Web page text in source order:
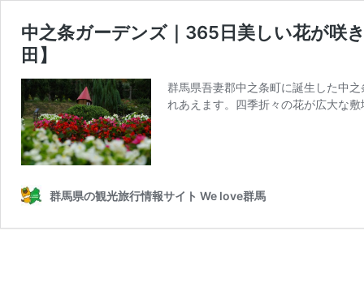
中之条ガーデンズ｜365日美しい花が咲
田】
群馬県吾妻郡中之条町に誕生した中
れあえます。四季折々の花が広大な
群馬県の観光旅行情報サイト We love群馬